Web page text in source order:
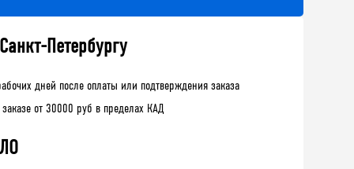
Петербургу
дней после оплаты или подтверждения заказа
от 30000 руб в пределах КАД